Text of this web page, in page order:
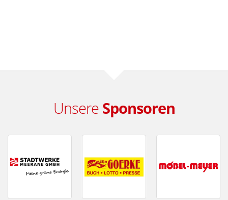
Unsere Sponsoren